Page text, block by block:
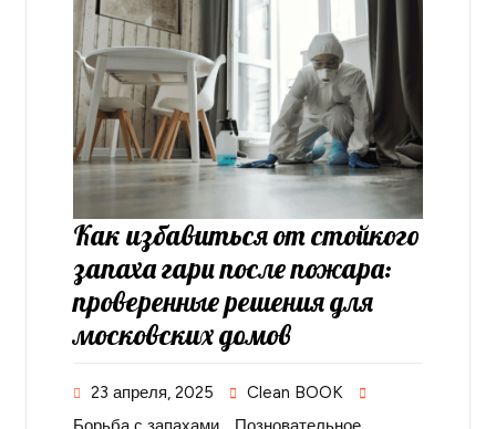
Как избавиться от стойкого
запаха гари после пожара:
проверенные решения для
московских домов
23 апреля, 2025
Clean BOOK